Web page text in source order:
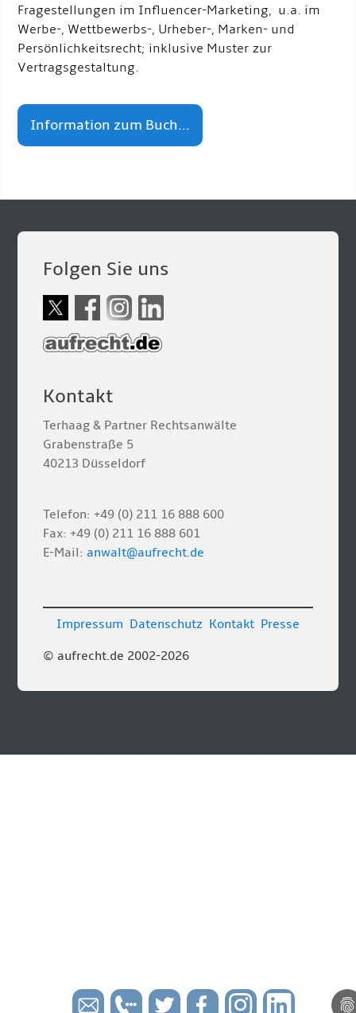
Fragestellungen im Influencer-Marketing, u.a. im
Werbe-, Wettbewerbs-, Urheber-, Marken- und
Persönlichkeitsrecht; inklusive Muster zur
Vertragsgestaltung.
Information zum Buch...
Folgen Sie uns
Kontakt
Terhaag & Partner Rechtsanwälte
Grabenstraße 5
40213 Düsseldorf
Telefon: +49 (0) 211 16 888 600
Fax: +49 (0) 211 16 888 601
E-Mail:anwalt@aufrecht.de
© aufrecht.de 2002-2026
Impressum Datenschutz Kontakt Presse